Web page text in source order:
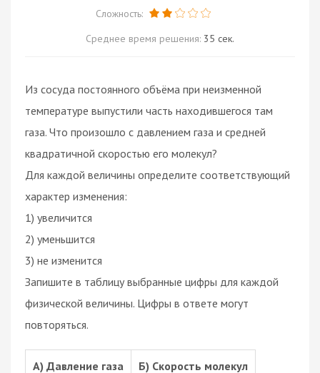
Сложность:
Среднее время решения: 35 сек.
Из сосуда постоянного объёма при неизменной
температуре выпустили часть находившегося там
газа. Что произошло с давлением газа и средней
квадратичной скоростью его молекул?
Для каждой величины определите соответствующий
характер изменения:
1) увеличится
2) уменьшится
3) не изменится
Запишите в таблицу выбранные цифры для каждой
физической величины. Цифры в ответе могут
повторяться.
А) Давление газа Б) Скорость молекул